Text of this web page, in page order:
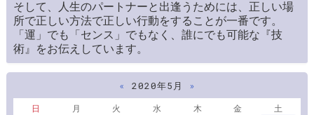
そして、人生のパートナーと出逢うためには、正しい場
所で正しい方法で正しい行動をすることが一番です。
「運」でも「センス」でもなく、誰にでも可能な『技
術』をお伝えしています。
« 2020年5月
»
日
月 火 水 木 金
土